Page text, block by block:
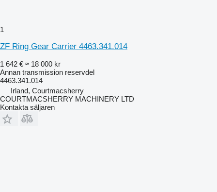
1
ZF Ring Gear Carrier 4463.341.014
1 642 € ≈ 18 000 kr
Annan transmission reservdel
4463.341.014
Irland, Courtmacsherry
COURTMACSHERRY MACHINERY LTD
Kontakta säljaren